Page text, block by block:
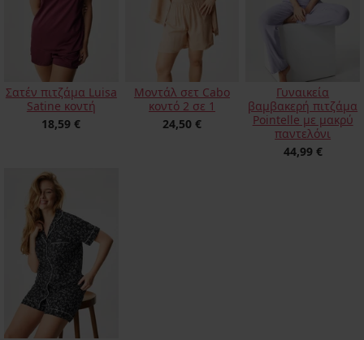
Σατέν πιτζάμα Luisa
Satine κοντή
18,59 €
Μοντάλ σετ Cabo
κοντό 2 σε 1
24,50 €
Γυναικεία
βαμβακερή πιτζάμα
Pointelle με μακρύ
παντελόνι
44,99 €